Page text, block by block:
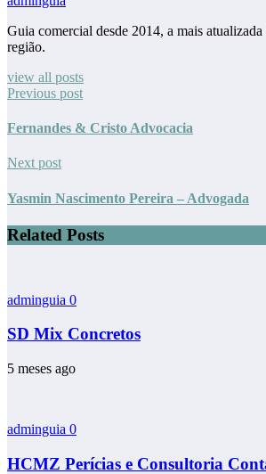
Guia comercial desde 2014, a mais
região.
view all posts
Previous post
Fernandes & Cristo Advocacia
Next post
Yasmin Nascimento Pereira – Advogada
Related Posts
adminguia 0
SD Mix Concretos
5 meses ago
adminguia 0
HCMZ Perícias e Consultoria